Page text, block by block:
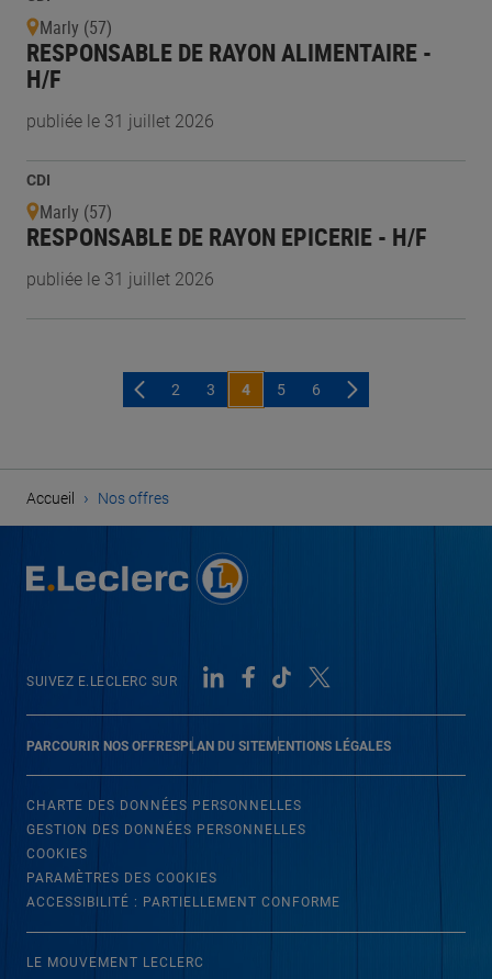
Marly (57)
RESPONSABLE DE RAYON ALIMENTAIRE -
H/F
publiée le 31 juillet 2026
CDI
Marly (57)
RESPONSABLE DE RAYON EPICERIE - H/F
publiée le 31 juillet 2026
2 3 4 5 6
Accueil › Nos offres
PARCOURIR NOS OFFRESPLAN DU SITEMENTIONS LÉGALES
SUIVEZ E.LECLERC SUR
CHARTE DES DONNÉES PERSONNELLES
GESTION DES DONNÉES PERSONNELLES
COOKIES
PARAMÈTRES DES COOKIES
ACCESSIBILITÉ : PARTIELLEMENT CONFORME
LE MOUVEMENT LECLERC